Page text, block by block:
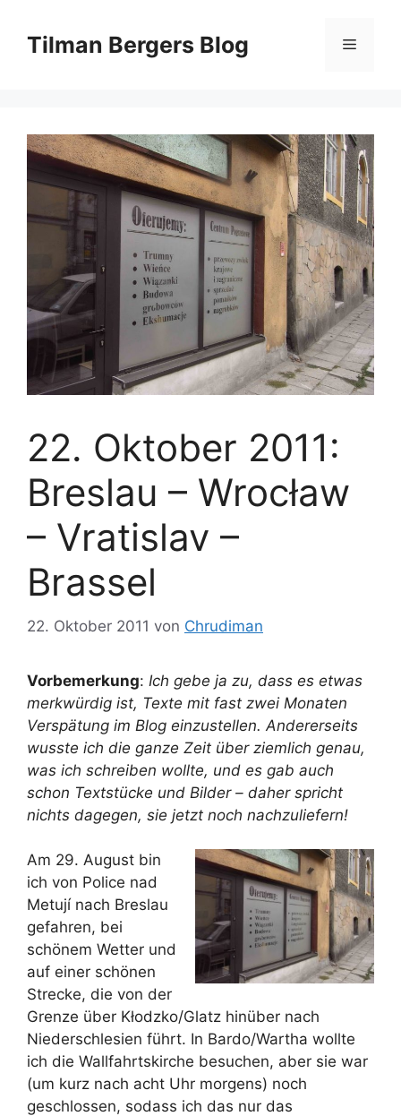
Inhalt
springen
Tilman Bergers Blog Menü
22. Oktober 2011:
Breslau – Wrocław
– Vratislav –
Brassel
22. Oktober 2011 von Chrudiman
Vorbemerkung: Ich gebe ja zu, dass es etwas
merkwürdig ist, Texte mit fast zwei Monaten
Verspätung im Blog einzustellen. Andererseits
wusste ich die ganze Zeit über ziemlich genau,
was ich schreiben wollte, und es gab auch
schon Textstücke und Bilder – daher spricht
nichts dagegen, sie jetzt noch nachzuliefern!
Am 29. August bin
ich von Police nad
Metují nach Breslau
gefahren, bei
schönem Wetter und
auf einer schönen
Strecke, die von der
Grenze über Kłodzko/Glatz hinüber nach
Niederschlesien führt. In Bardo/Wartha wollte
ich die Wallfahrtskirche besuchen, aber sie war
(um kurz nach acht Uhr morgens) noch
geschlossen, sodass ich das nur das